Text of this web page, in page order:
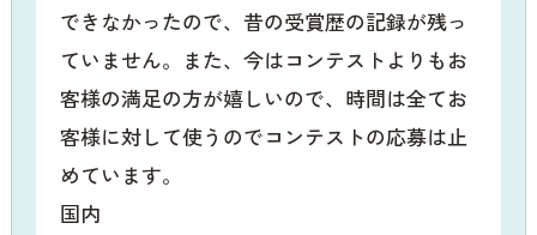
できなかったので、昔の受賞歴の記録が残っ
ていません。また、今はコンテストよりもお
客様の満足の方が嬉しいので、時間は全てお
客様に対して使うのでコンテストの応募は止
めています。
国内